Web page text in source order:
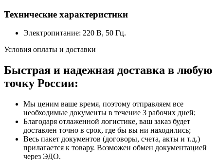
Технические характеристики
Электропитание: 220 В, 50 Гц.
Условия оплаты и доставки
Быстрая и надежная доставка в любую
точку России:
Мы ценим ваше время, поэтому отправляем все
необходимые документы в течение 3 рабочих дней;
Благодаря отлаженной логистике, ваш заказ будет
доставлен точно в срок, где бы вы ни находились;
Весь пакет документов (договоры, счета, акты и т.д.)
прилагается к товару. Возможен обмен документацией
через ЭДО.